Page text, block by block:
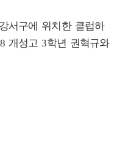
서구에 위치한 클럽하
개성고 3학년 권혁규와